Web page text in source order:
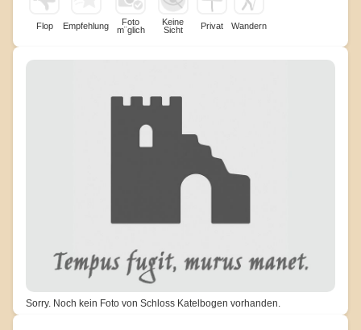
Flop Empfehlung
Foto
m¨glich
Keine
Sicht
Privat Wandern
Sorry. Noch kein Foto von Schloss Katelbogen vorhanden.